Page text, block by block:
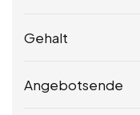
Gehalt
Angebotsende